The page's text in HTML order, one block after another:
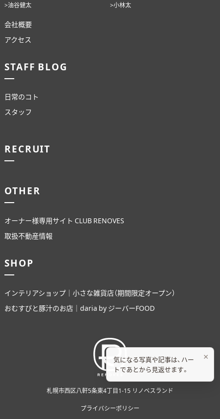
>油谷健太
>小林太
会社概要
アクセス
STAFF BLOG
日常のコト
スタッフ
RECRUIT
OTHER
オーナー様専用サイト CLUB RENOVES
取扱不動産情報
SHOP
インテリアショップ｜小さな雑貨店（期間限定オープン）
おむすびと豚汁のお店｜daria by ジーバーFOOD
札幌市西区八軒5条東4丁目1-15 リノベスランド
プライバシーポリシー
×
気になる写真や記事は、ハー
トであとから見返せます。